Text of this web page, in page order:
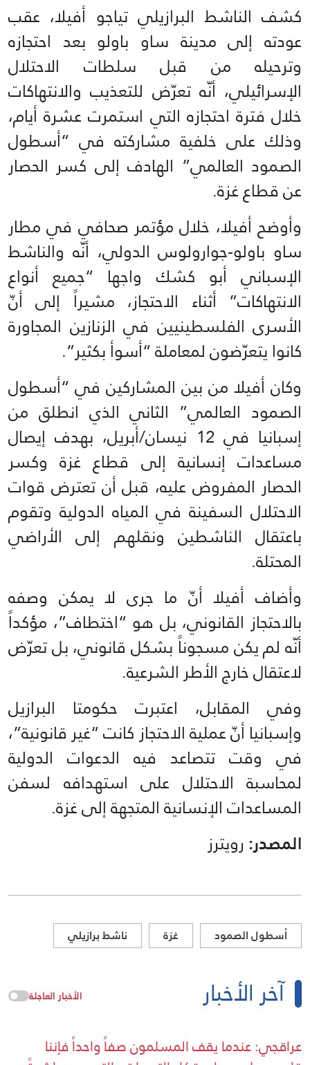
كشف الناشط البرازيلي تياجو أفيلا، عقب
عودته إلى مدينة ساو باولو بعد احتجازه
وترحيله من قبل سلطات الاحتلال
الإسرائيلي، أنّه تعرّض للتعذيب والانتهاكات
خلال فترة احتجازه التي استمرت عشرة أيام،
وذلك على خلفية مشاركته في “أسطول
الصمود العالمي” الهادف إلى كسر الحصار
عن قطاع غزة.
وأوضح أفيلا، خلال مؤتمر صحافي في مطار
ساو باولو-جوارولوس الدولي، أنّه والناشط
الإسباني أبو كشك واجها “جميع أنواع
الانتهاكات” أثناء الاحتجاز، مشيراً إلى أنّ
الأسرى الفلسطينيين في الزنازين المجاورة
كانوا يتعرّضون لمعاملة “أسوأ بكثير”.
وكان أفيلا من بين المشاركين في “أسطول
الصمود العالمي” الثاني الذي انطلق من
إسبانيا في 12 نيسان/أبريل، بهدف إيصال
مساعدات إنسانية إلى قطاع غزة وكسر
الحصار المفروض عليه، قبل أن تعترض قوات
الاحتلال السفينة في المياه الدولية وتقوم
باعتقال الناشطين ونقلهم إلى الأراضي
المحتلة.
وأضاف أفيلا أنّ ما جرى لا يمكن وصفه
بالاحتجاز القانوني، بل هو “اختطاف”، مؤكداً
أنّه لم يكن مسجوناً بشكل قانوني، بل تعرّض
لاعتقال خارج الأطر الشرعية.
وفي المقابل، اعتبرت حكومتا البرازيل
وإسبانيا أنّ عملية الاحتجاز كانت “غير قانونية”،
في وقت تتصاعد فيه الدعوات الدولية
لمحاسبة الاحتلال على استهدافه لسفن
المساعدات الإنسانية المتجهة إلى غزة.
المصدر: رويترز
أسطول الصمود غزة ناشط برازيلي
آخر الأخبار الأخبار العاجلة
عراقجي: عندما يقف المسلمون صفاً واحداً فإننا